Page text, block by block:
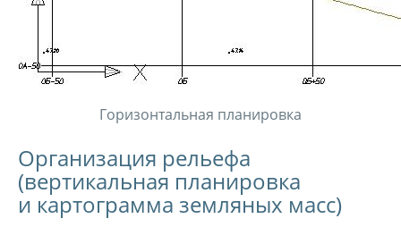
Горизонтальная планировка
Организация рельефа
(вертикальная планировка
и картограмма земляных масс)